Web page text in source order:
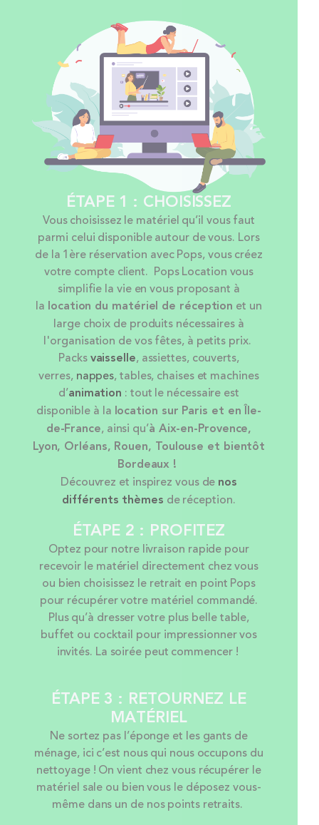
ÉTAPE 1 : CHOISISSEZ
Vous choisissez le matériel qu’il vous faut
parmi celui disponible autour de vous. Lors
de la 1ère réservation avec Pops, vous créez
votre compte client. Pops Location vous
simplifie la vie en vous proposant à
la location du matériel de réception et un
large choix de produits nécessaires à
l'organisation de vos fêtes, à petits prix.
Packsvaisselle, assiettes, couverts,
verres, nappes, tables, chaises et machines
d’animation : tout le nécessaire est
disponible à la location sur Paris et en Île-
de-France, ainsi qu’à Aix-en-Provence,
Lyon, Orléans, Rouen, Toulouse et bientôt
Bordeaux !
Découvrez et inspirez vous de nos
différents thèmes de réception.
ÉTAPE 2 : PROFITEZ
Optez pour notre livraison rapide pour
recevoir le matériel directement chez vous
ou bien choisissez le retrait en point Pops
pour récupérer votre matériel commandé.
Plus qu’à dresser votre plus belle table,
buffet ou cocktail pour impressionner vos
invités. La soirée peut commencer !
ÉTAPE 3 : RETOURNEZ LE
MATÉRIEL
Ne sortez pas l’éponge et les gants de
ménage, ici c’est nous qui nous occupons du
nettoyage ! On vient chez vous récupérer le
matériel sale ou bien vous le déposez vous-
même dans un de nos points retraits.